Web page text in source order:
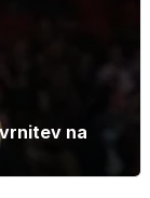
na